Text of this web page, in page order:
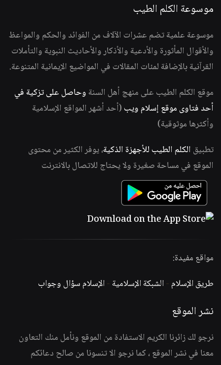
موسوعة الكلم الطيب
موسوعة علمية تضم عشرات الآلاف من الفوائد والحكم والمواعظ
والأقوال المأثورة والأدعية والأذكار والأحاديث النبوية والتأملات
القرآنية بالإضافة لمئات المقالات في المواضيع الإيمانية المتنوعة.
موقع الكلم الطيب على منهج أهل السنة وحاصل على تزكية في
أحد فتاوى موقع إسلام ويب (أحد أشهر المواقع الإسلامية
وأكثرها موثوقية)
تطبيق الكلم الطيب للأجهزة الذكية، يوفر الكثير من محتوى
الموقع في مساحة صغيرة ولا يحتاج للاتصال بالانترنت
مواقع مفيدة:
طريق الإسلام -الشبكة الإسلامية -الإسلام سؤال وجواب
نشر الموقع
نرجو لك زائرنا الكريم الاستفادة من الموقع ونأمل منك التعاون
معنا في نشر الموقع ، كما نرجو الا تنسونا من صالح دعائكم